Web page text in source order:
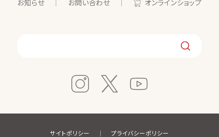
サイトポリシー プライバシーポリシー